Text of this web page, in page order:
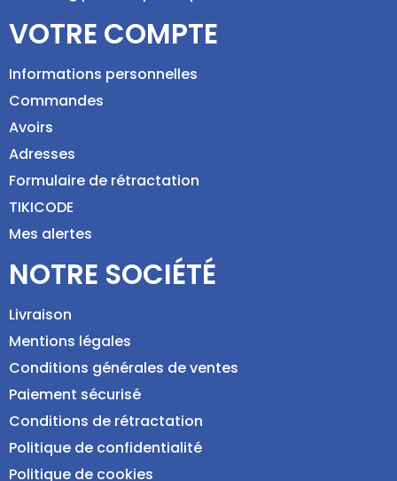
VOTRE COMPTE
Informations personnelles
Commandes
Avoirs
Adresses
Formulaire de rétractation
TIKICODE
Mes alertes
NOTRE SOCIÉTÉ
Livraison
Mentions légales
Conditions générales de ventes
Paiement sécurisé
Conditions de rétractation
Politique de confidentialité
Politique de cookies